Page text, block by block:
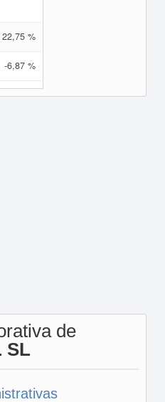
22,75 %
-6,87 %
de
SL